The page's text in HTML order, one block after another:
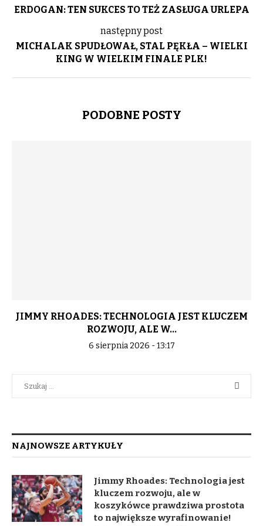
ERDOGAN: TEN SUKCES TO TEŻ ZASŁUGA URLEPA
następny post
MICHALAK SPUDŁOWAŁ, STAL PĘKŁA – WIELKI
KING W WIELKIM FINALE PLK!
PODOBNE POSTY
JIMMY RHOADES: TECHNOLOGIA JEST KLUCZEM
ROZWOJU, ALE W...
6 sierpnia 2026 - 13:17
NAJNOWSZE ARTYKUŁY
Jimmy Rhoades: Technologia jest
kluczem rozwoju, ale w
koszykówce prawdziwa prostota
to największe wyrafinowanie!